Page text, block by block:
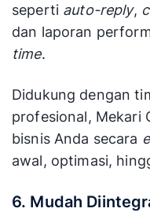
seperti auto-reply,
dan laporan
time.
Didukung dengan
profesional, Mekari
bisnis Anda secara
awal, optimasi,
6. Mudah